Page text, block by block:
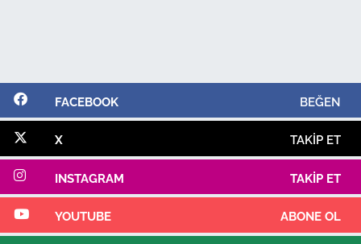
FACEBOOK BEĞEN
X TAKIP ET
INSTAGRAM TAKIP ET
YOUTUBE ABONE OL